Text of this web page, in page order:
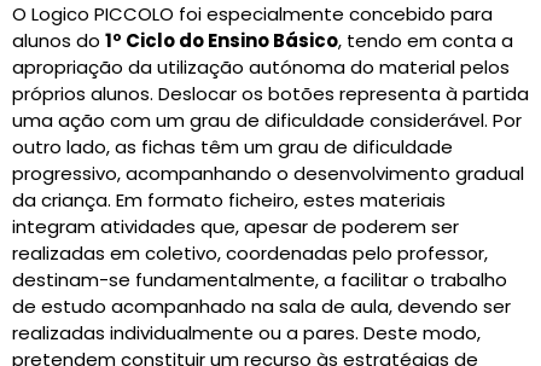
O Logico PICCOLO foi especialmente concebido para
alunos do 1º Ciclo do Ensino Básico, tendo em conta a
apropriação da utilização autónoma do material pelos
próprios alunos. Deslocar os botões representa à partida
uma ação com um grau de dificuldade considerável. Por
outro lado, as fichas têm um grau de dificuldade
progressivo, acompanhando o desenvolvimento gradual
da criança. Em formato ficheiro, estes materiais
integram atividades que, apesar de poderem ser
realizadas em coletivo, coordenadas pelo professor,
destinam-se fundamentalmente, a facilitar o trabalho
de estudo acompanhado na sala de aula, devendo ser
realizadas individualmente ou a pares. Deste modo,
pretendem constituir um recurso às estratégias de